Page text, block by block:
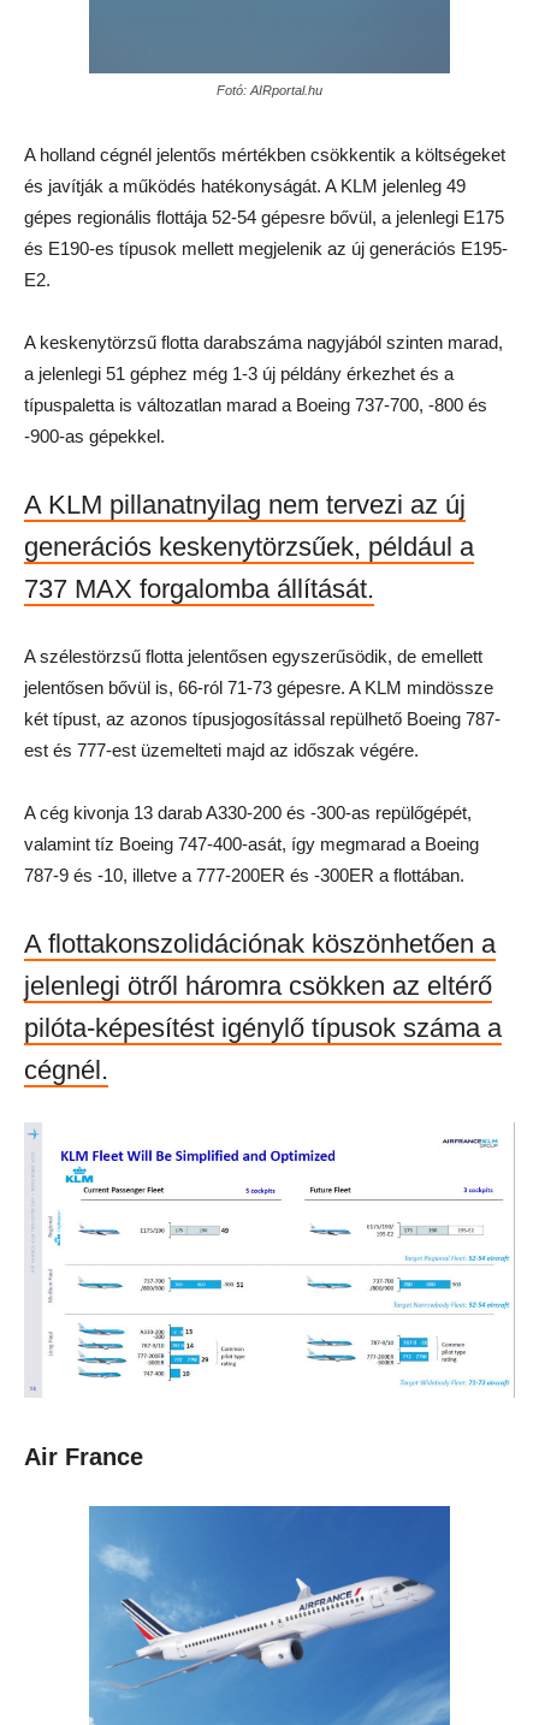
Fotó: AIRportal.hu
A holland cégnél jelentős mértékben csökkentik a költségeket
és javítják a működés hatékonyságát. A KLM jelenleg 49
gépes regionális flottája 52-54 gépesre bővül, a jelenlegi E175
és E190-es típusok mellett megjelenik az új generációs E195-
E2.
A keskenytörzsű flotta darabszáma nagyjából szinten marad,
a jelenlegi 51 géphez még 1-3 új példány érkezhet és a
típuspaletta is változatlan marad a Boeing 737-700, -800 és
-900-as gépekkel.
A KLM pillanatnyilag nem tervezi az új
generációs keskenytörzsűek, például a
737 MAX forgalomba állítását.
A szélestörzsű flotta jelentősen egyszerűsödik, de emellett
jelentősen bővül is, 66-ról 71-73 gépesre. A KLM mindössze
két típust, az azonos típusjogosítással repülhető Boeing 787-
est és 777-est üzemelteti majd az időszak végére.
A cég kivonja 13 darab A330-200 és -300-as repülőgépét,
valamint tíz Boeing 747-400-asát, így megmarad a Boeing
787-9 és -10, illetve a 777-200ER és -300ER a flottában.
A flottakonszolidációnak köszönhetően a
jelenlegi ötről háromra csökken az eltérő
pilóta-képesítést igénylő típusok száma a
cégnél.
Air France